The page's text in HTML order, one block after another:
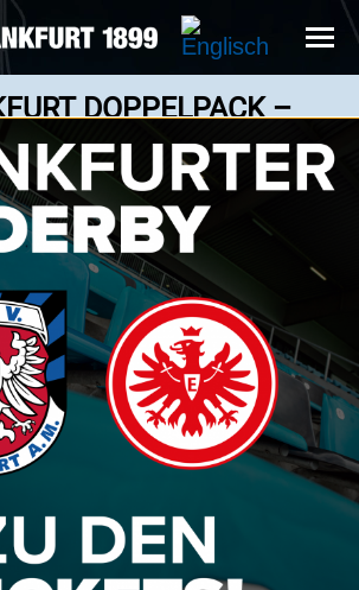
DOPPELPACK –
EIN TOP-PREIS!
News: 02.10.2025
gleich zwei Kickers-Duelle auf
rabattiert live im Stadion erleben.